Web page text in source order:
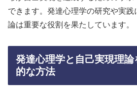
できます。発達心理学の研究や実
論は重要な役割を果たしています。
発達心理学と自己実現理
的な方法